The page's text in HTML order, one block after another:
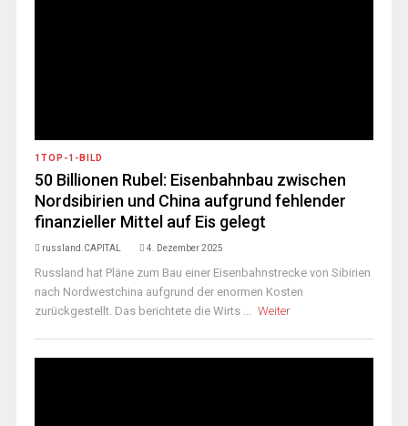
1TOP-1-BILD
50 Billionen Rubel: Eisenbahnbau zwischen
Nordsibirien und China aufgrund fehlender
finanzieller Mittel auf Eis gelegt
russland.CAPITAL 4. Dezember 2025
Russland hat Pläne zum Bau einer Eisenbahnstrecke von Sibirien
nach Nordwestchina aufgrund der enormen Kosten
zurückgestellt. Das berichtete die Wirts ... Weiter